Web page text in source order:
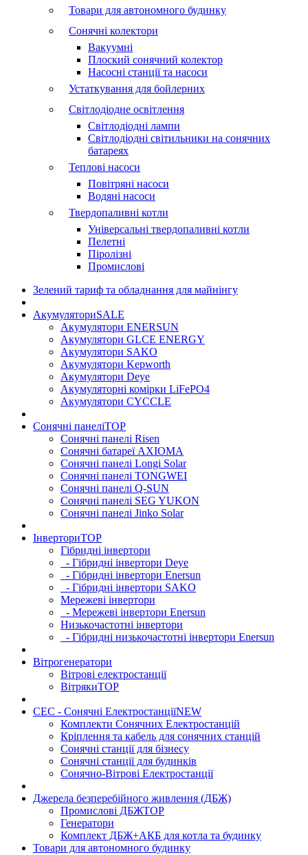
Товари для автономного будинку
Сонячні колектори
Вакуумні
Плоский сонячний колектор
Насосні станції та насоси
Устаткування для бойлерних
Світлодіодне освітлення
Світлодіодні лампи
Світлодіодні світильники на сонячних
батареях
Теплові насоси
Повітряні насоси
Водяні насоси
Твердопаливні котли
Універсальні твердопаливні котли
Пелетні
Піролізні
Промислові
Зелений тариф та обладнання для майнінгу
АкумуляториSALE
Акумулятори ENERSUN
Акумулятори GLCE ENERGY
Акумулятори SAKO
Акумулятори Kepworth
Акумулятори Deye
Акумуляторні комірки LiFePO4
Акумулятори CYCCLE
Сонячні панеліTOP
Сонячні панелі Risen
Сонячні батареї AXIOMA
Сонячні панелі Longi Solar
Сонячні панелі TONGWEI
Сонячні панелі Q-SUN
Сонячні панелі SEG YUKON
Сонячні панелі Jinko Solar
ІнверториTOP
Гібридні інвертори
- Гібридні інвертори Deye
- Гібридні інвертори Enersun
- Гібридні інвертори SAKO
Мережеві інвертори
- Мережеві інвертори Enersun
Низькочастотні інвертори
- Гібридні низькочастотні інвертори Enersun
Вітрогенератори
Вітрові електростанції
ВітрякиTOP
СЕС - Сонячні ЕлектростанціїNEW
Комплекти Сонячних Електростанцій
Кріплення та кабель для сонячних станцій
Сонячні станції для бізнесу
Сонячні станції для будинків
Сонячно-Вітрові Електростанції
Джерела безперебійного живлення (ДБЖ)
Промислові ДБЖTOP
Генератори
Комплект ДБЖ+АКБ для котла та будинку
Товари для автономного будинку